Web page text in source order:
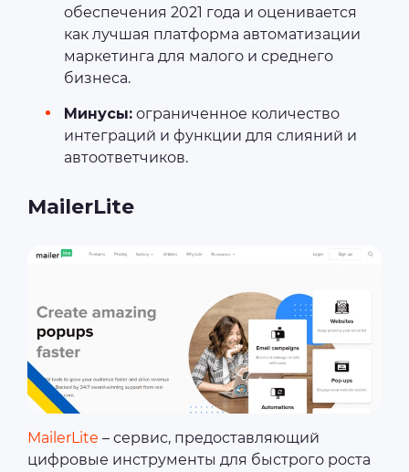
обеспечения 2021 года и оценивается
как лучшая платформа автоматизации
маркетинга для малого и среднего
бизнеса.
Минусы: ограниченное количество
интеграций и функции для слияний и
автоответчиков.
MailerLite
MailerLite – сервис, предоставляющий
цифровые инструменты для быстрого роста